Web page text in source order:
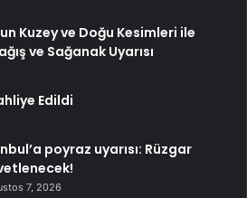
Kuzey ve Doğu Kesimleri ile
ve Sağanak Uyarısı
Edildi
poyraz uyarısı: Rüzgar
7, 2026